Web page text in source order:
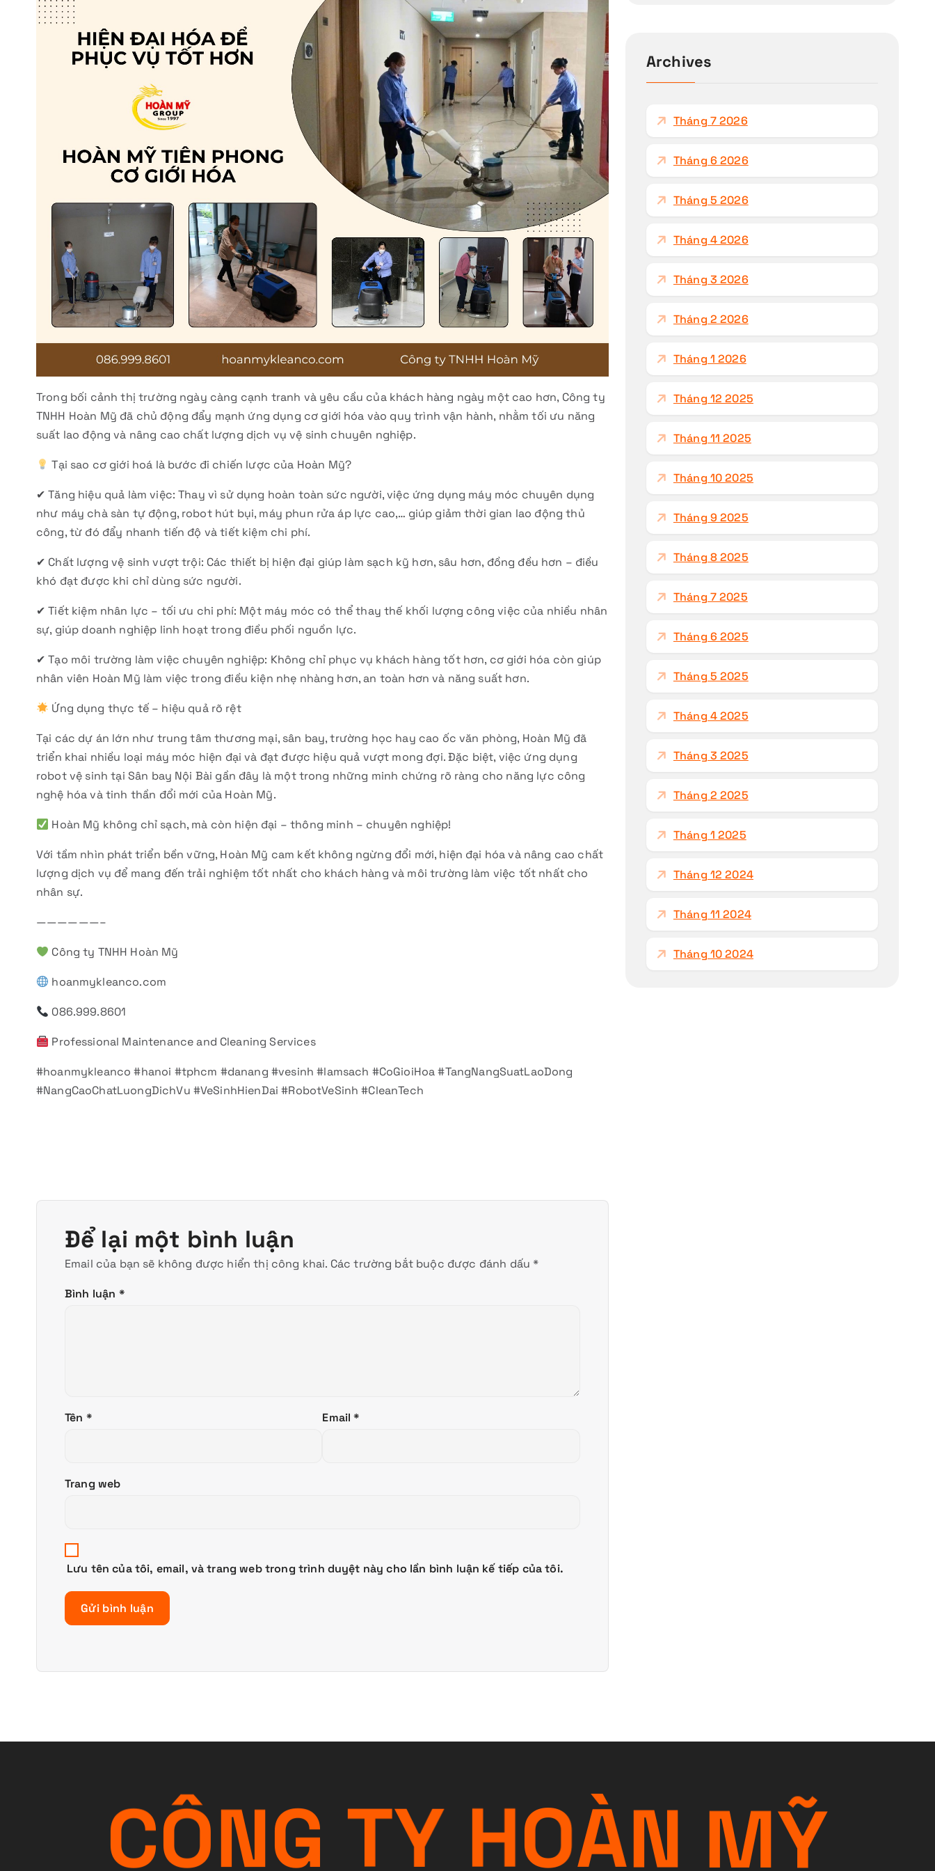
Trong bối cảnh thị trường ngày càng cạnh tranh và yêu cầu của khách hàng ngày một cao hơn, Công ty
TNHH Hoàn Mỹ đã chủ động đẩy mạnh ứng dụng cơ giới hóa vào quy trình vận hành, nhằm tối ưu năng
suất lao động và nâng cao chất lượng dịch vụ vệ sinh chuyên nghiệp.
Tại sao cơ giới hoá là bước đi chiến lược của Hoàn Mỹ?
✔ Tăng hiệu quả làm việc: Thay vì sử dụng hoàn toàn sức người, việc ứng dụng máy móc chuyên dụng
như máy chà sàn tự động, robot hút bụi, máy phun rửa áp lực cao,… giúp giảm thời gian lao động thủ
công, từ đó đẩy nhanh tiến độ và tiết kiệm chi phí.
✔ Chất lượng vệ sinh vượt trội: Các thiết bị hiện đại giúp làm sạch kỹ hơn, sâu hơn, đồng đều hơn – điều
khó đạt được khi chỉ dùng sức người.
✔ Tiết kiệm nhân lực – tối ưu chi phí: Một máy móc có thể thay thế khối lượng công việc của nhiều nhân
sự, giúp doanh nghiệp linh hoạt trong điều phối nguồn lực.
✔ Tạo môi trường làm việc chuyên nghiệp: Không chỉ phục vụ khách hàng tốt hơn, cơ giới hóa còn giúp
nhân viên Hoàn Mỹ làm việc trong điều kiện nhẹ nhàng hơn, an toàn hơn và năng suất hơn.
Ứng dụng thực tế – hiệu quả rõ rệt
Tại các dự án lớn như trung tâm thương mại, sân bay, trường học hay cao ốc văn phòng, Hoàn Mỹ đã
triển khai nhiều loại máy móc hiện đại và đạt được hiệu quả vượt mong đợi. Đặc biệt, việc ứng dụng
robot vệ sinh tại Sân bay Nội Bài gần đây là một trong những minh chứng rõ ràng cho năng lực công
nghệ hóa và tinh thần đổi mới của Hoàn Mỹ.
Hoàn Mỹ không chỉ sạch, mà còn hiện đại – thông minh – chuyên nghiệp!
Với tầm nhìn phát triển bền vững, Hoàn Mỹ cam kết không ngừng đổi mới, hiện đại hóa và nâng cao chất
lượng dịch vụ để mang đến trải nghiệm tốt nhất cho khách hàng và môi trường làm việc tốt nhất cho
nhân sự.
——————–
Công ty TNHH Hoàn Mỹ
hoanmykleanco.com
086.999.8601
Professional Maintenance and Cleaning Services
#hoanmykleanco #hanoi #tphcm #danang #vesinh #lamsach #CoGioiHoa #TangNangSuatLaoDong
#NangCaoChatLuongDichVu #VeSinhHienDai #RobotVeSinh #CleanTech
Để lại một bình luận
Email của bạn sẽ không được hiển thị công khai. Các trường bắt buộc được đánh dấu*
Bình luận *
Tên * Email*
Trang web
Lưu tên của tôi, email, và trang web trong trình duyệt này cho lần bình luận kế tiếp của tôi.
ế
Archives
Tháng 7 2026
Tháng 6 2026
Tháng 5 2026
Tháng 4 2026
Tháng 3 2026
Tháng 2 2026
Tháng 1 2026
Tháng 12 2025
Tháng 11 2025
Tháng 10 2025
Tháng 9 2025
Tháng 8 2025
Tháng 7 2025
Tháng 6 2025
Tháng 5 2025
Tháng 4 2025
Tháng 3 2025
Tháng 2 2025
Tháng 1 2025
Tháng 12 2024
Tháng 11 2024
Tháng 10 2024
CÔNG TY HOÀN MỸ